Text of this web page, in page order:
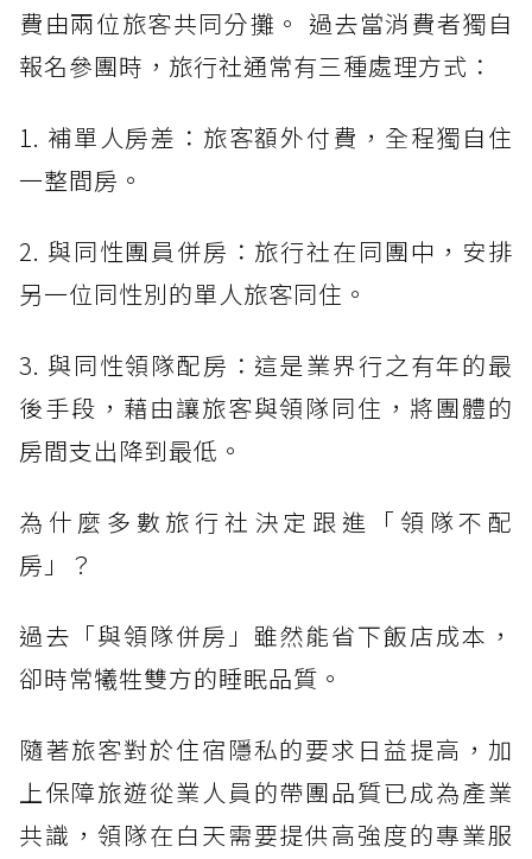
費由兩位旅客共同分攤。 過去當消費者獨自
報名參團時，旅行社通常有三種處理方式：
1. 補單人房差：旅客額外付費，全程獨自住
一整間房。
2. 與同性團員併房：旅行社在同團中，安排
另一位同性別的單人旅客同住。
3. 與同性領隊配房：這是業界行之有年的最
後手段，藉由讓旅客與領隊同住，將團體的
房間支出降到最低。
為什麼多數旅行社決定跟進「領隊不配
房」？
過去「與領隊併房」雖然能省下飯店成本，
卻時常犧牲雙方的睡眠品質。
隨著旅客對於住宿隱私的要求日益提高，加
上保障旅遊從業人員的帶團品質已成為產業
共識，領隊在白天需要提供高強度的專業服